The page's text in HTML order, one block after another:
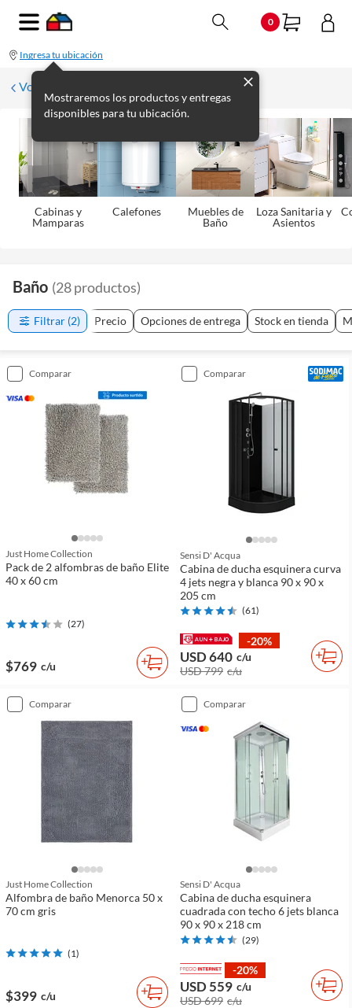
0
Ingresa tu ubicación
Mostraremos los productos y entregas
disponibles para tu ubicación.
Volver
Cabinas y
Mamparas
Calefones
Muebles de
Baño
Loza Sanitaria y
Asientos
Baño (28productos)
Filtrar (2) Precio Opciones de entrega Stock en tienda
comparar
Just Home Collection
Pack de 2 alfombras de baño Elite
40 x 60 cm
(27)
$769 c/u
comparar
Sensi D' Acqua
Cabina de ducha esquinera curva
4 jets negra y blanca 90 x 90 x
205 cm
(61)
-20%
USD 640 c/u
USD 799 c/u
comparar
Just Home Collection
Alfombra de baño Menorca 50 x
70 cm gris
(1)
$399 c/u
comparar
Sensi D' Acqua
Cabina de ducha esquinera
cuadrada con techo 6 jets blanca
90 x 90 x 218 cm
(29)
-20%
USD 559 c/u
USD 699 c/u